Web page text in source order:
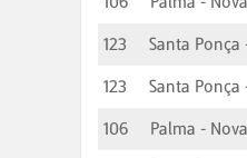
123
Santa Ponça
123
Santa Ponça
106
Palma -